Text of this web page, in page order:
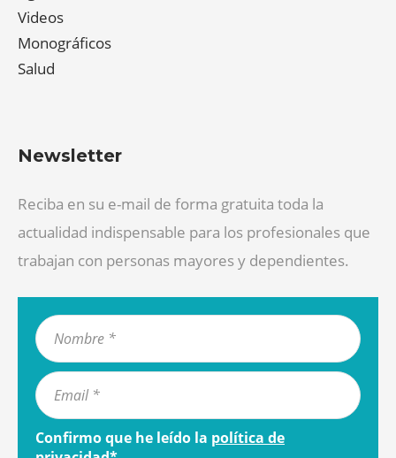
Videos
Monográficos
Salud
Newsletter
Reciba en su e-mail de forma gratuita toda la
actualidad indispensable para los profesionales que
trabajan con personas mayores y dependientes.
Confirmo que he leído la política de